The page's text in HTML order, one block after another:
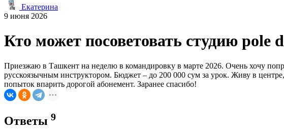
Екатерина
9 июня 2026
Кто может посоветовать студию pole
Приезжаю в Ташкент на неделю в командировку в марте 2026. Очень хочу
русскоязычным инструктором. Бюджет – до 200 000 сум за урок. Живу в
попыток впарить дорогой абонемент. Заранее спасибо!
Ответы 9